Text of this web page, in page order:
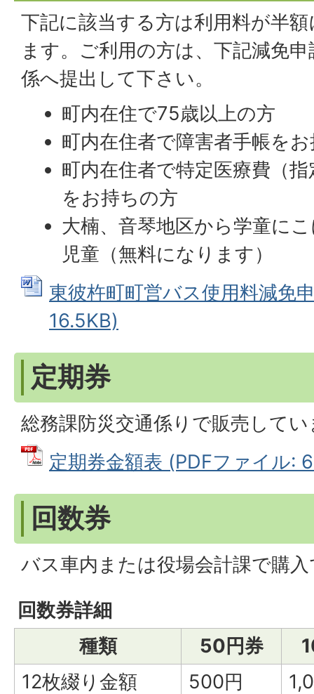
下記に該当する方は利用料が半
ます。ご利用の方は、下記減免
係へ提出して下さい。
町内在住で75歳以上の方
町内在住者で障害者手帳を
町内在住者で特定医療費（
をお持ちの方
大楠、音琴地区から学童に
児童（無料になります）
東彼杵町町営バス使用料減免
16.5KB)
定期券
総務課防災交通係りで販売して
定期券金額表 (PDFファイル:
回数券
バス車内または役場会計課で購
回数券詳細
種類
50円券
12枚綴り金額
500円